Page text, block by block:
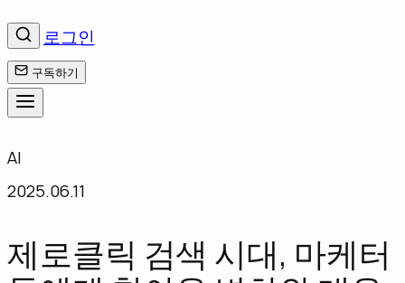
로그인
구독하기
텐
츠
로
바
AI
2025.06.11
제로클릭 검색 시대, 마케터